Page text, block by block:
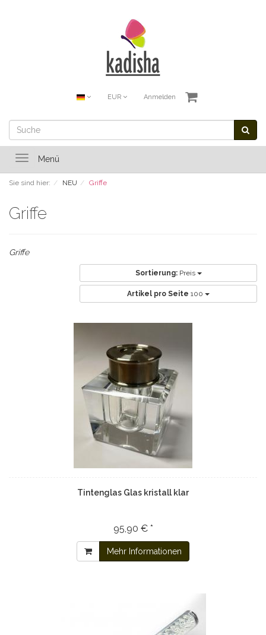
EUR Anmelden
ToggleMenü
Sie sind hier: NEU Griffe
Griffe
Griffe
Sortierung: Preis
Artikel pro Seite 100
Tintenglas Glas kristall klar
95,90 € *
Mehr Informationen